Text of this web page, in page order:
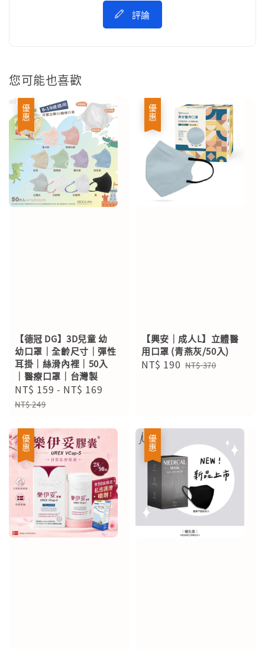
評論
您可能也喜歡
優惠
【德冠 DG】3D兒童 幼
幼口罩｜全齡尺寸｜彈性
耳掛｜絲滑內裡｜50入
｜醫療口罩｜台灣製
Sale
price
NT$ 159 - NT$ 169
NT$ 249
優惠
【興安｜成人L】立體醫
用口罩 (青燕灰/50入)
Sale
NT$ 190 Regular
NT$ 370
優惠 優惠